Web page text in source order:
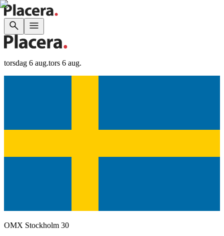
torsdag 6 aug.tors 6 aug.
OMX Stockholm 30